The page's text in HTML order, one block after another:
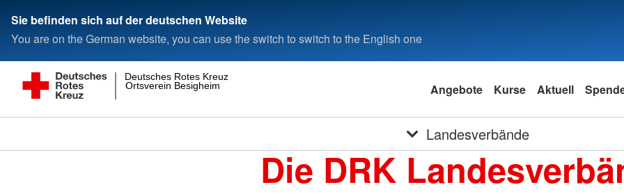
Sie befinden sich auf der deutschen Website
You are on the German website, you can use the switch to switch to the English one
Ortsverein Besigheim
Deutsches Rotes Kreuz
Angebote Kurse Aktuell
Landesverbände
Die DRK